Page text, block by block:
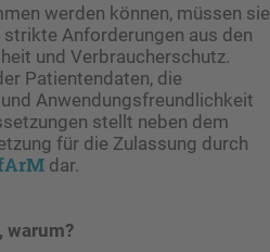
werden können, müssen sie
strikte Anforderungen aus den
und Verbraucherschutz.
Patientendaten, die
Anwendungsfreundlichkeit
stellt neben dem
für die Zulassung durch
dar.
warum?